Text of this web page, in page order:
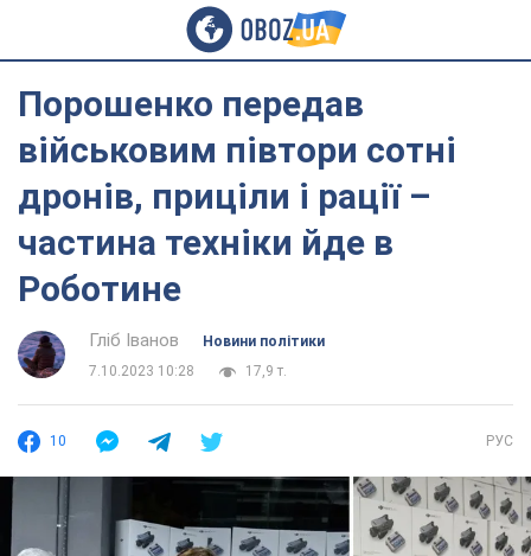
Порошенко передав
військовим півтори сотні
дронів, приціли і рації –
частина техніки йде в
Роботине
Гліб Іванов
Новини політики
7.10.2023 10:28
17,9 т.
10 РУС